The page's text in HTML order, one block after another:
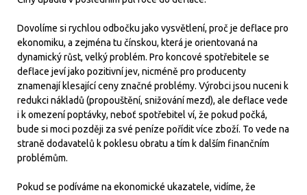
Dovolíme si rychlou odbočku jako vysvětlení, proč je deflace pro
ekonomiku, a zejména tu čínskou, která je orientovaná na
dynamický růst, velký problém. Pro koncové spotřebitele se
deflace jeví jako pozitivní jev, nicméně pro producenty
znamenají klesající ceny značné problémy. Výrobci jsou nuceni k
redukci nákladů (propouštění, snižování mezd), ale deflace vede
i k omezení poptávky, neboť spotřebitel ví, že pokud počká,
bude si moci později za své peníze pořídit více zboží. To vede na
straně dodavatelů k poklesu obratu a tím k dalším finančním
problémům.
Pokud se podíváme na ekonomické ukazatele, vidíme, že